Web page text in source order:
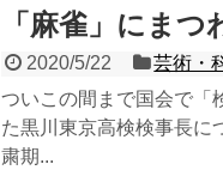
「麻雀」にま
2020/5/22
芸術・
ついこの間まで国会で「
た黒川東京高検検事長に
粛期...